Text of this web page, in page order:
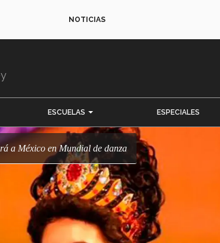
NOTICIAS
ESCUELAS ESPECIALES
a México en Mundial de danza